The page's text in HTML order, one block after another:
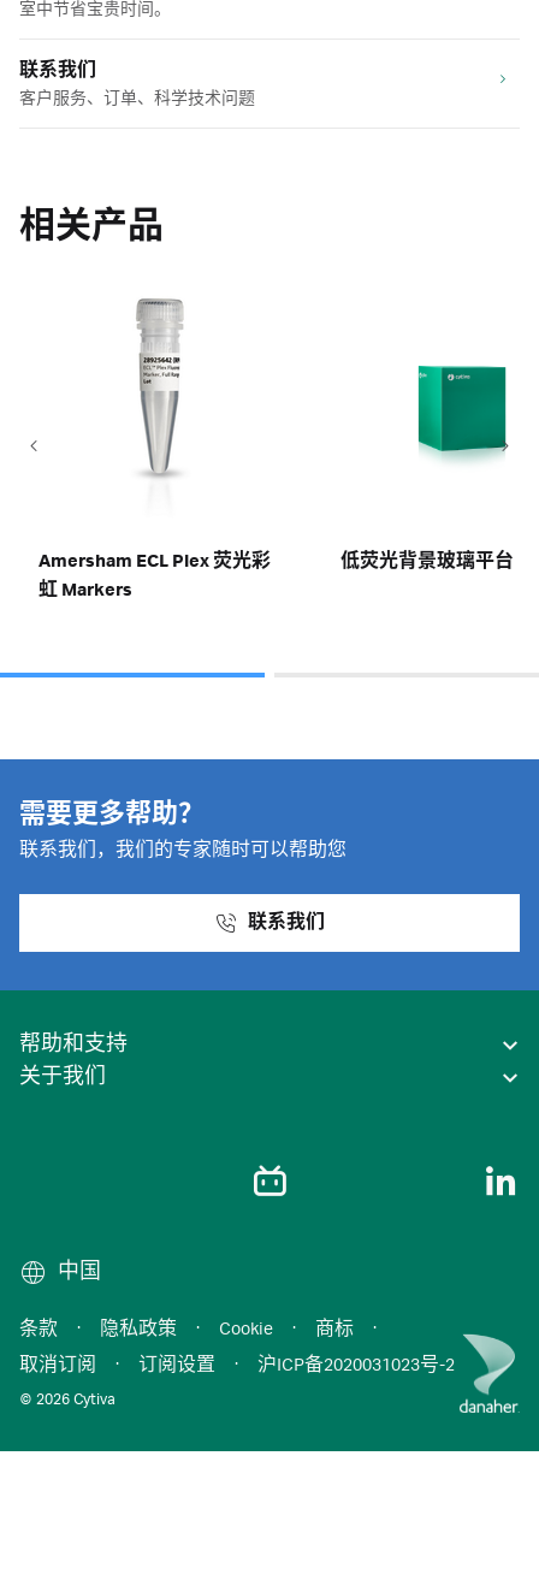
室中节省宝贵时间。
联系我们
客户服务、订单、科学技术问题
相关产品
Amersham ECL Plex 荧光彩
虹 Markers
低荧光背景玻璃平台
需要更多帮助？
联系我们，我们的专家随时可以帮助您
联系我们
帮助和支持
关于我们
中国
© 2026 Cytiva
条款 · 隐私政策 · Cookie · 商标
·
取消订阅
· 订阅设置 · 沪ICP备2020031023号-2